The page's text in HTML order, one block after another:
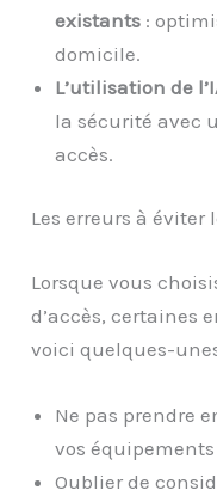
existants :
domicile.
L’utilisation de
la sécurité avec
accès.
Les erreurs à éviter
Lorsque vous
d’accès, certaines
voici quelques-
Ne pas prendre
vos
Oublier de